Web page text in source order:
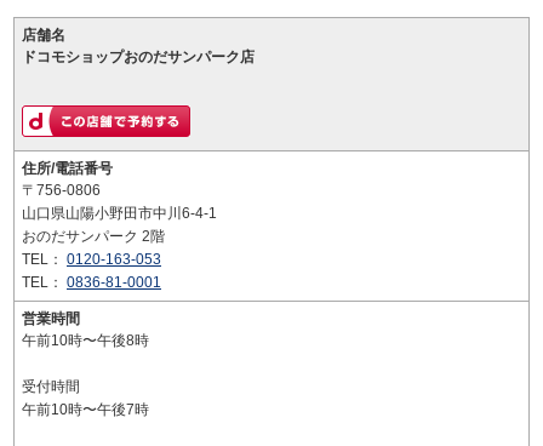
店舗名
ドコモショップおのだサンパーク店
住所/電話番号
〒756-0806
山口県山陽小野田市中川6-4-1
おのだサンパーク 2階
TEL： 0120-163-053
TEL： 0836-81-0001
営業時間
午前10時〜午後8時
受付時間
午前10時〜午後7時